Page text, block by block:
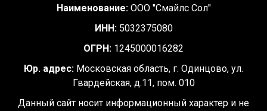
Наименование:ООО "Смайлс Сол"
ИНН:5032375080
ОГРН: 1245000016282
Юр. адрес: Московская область, г. Одинцово, ул.
Гвардейская, д.11, пом. 010
Данный сайт носит информационный характер и не